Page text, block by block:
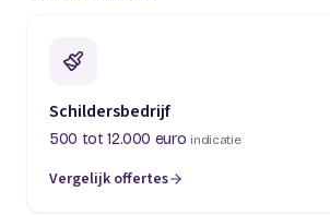
Schildersbedrijf
500 tot 12.000 euro indicatie
Vergelijk offertes
(opent in een nieuw tabblad)